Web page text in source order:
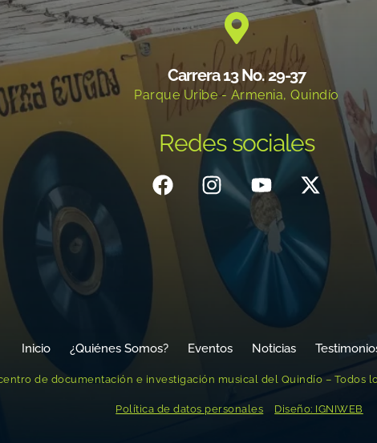
Carrera 13 No. 29-37
Parque Uribe - Armenia, Quindío
Redes sociales
Inicio ¿Quiénes Somos? Eventos Noticias
de documentación e investigación musical del Quindío – Todos
Política de datos personales Diseño: IGNIWEB